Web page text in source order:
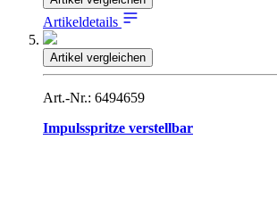
Artikeldetails
Artikel vergleichen
Art.-Nr.: 6494659
Impulsspritze verstellbar